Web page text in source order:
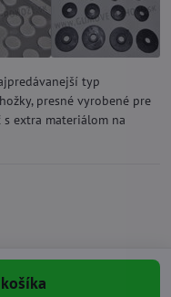
typ
presné vyrobené pre
extra materiálom na
košíka